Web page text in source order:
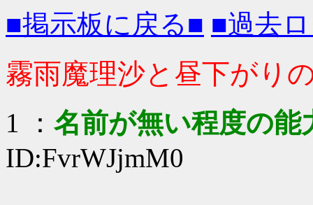
■掲示板に戻る■ ■過去
霧雨魔理沙と昼下がり
1 ： 名前が無い程度の能
ID:FvrWJjmM0